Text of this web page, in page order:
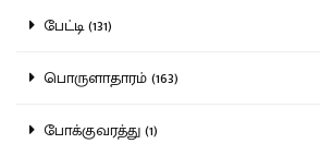
பேட்டி (131)
பொருளாதாரம் (163)
போக்குவரத்து (1)